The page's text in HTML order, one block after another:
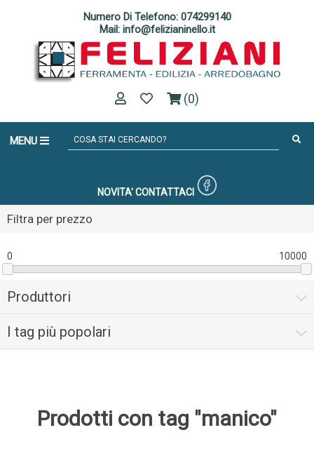
Numero Di Telefono: 074299140
Mail: info@felizianinello.it
(0)
MENU
NOVITA' CONTATTACI
Filtra per prezzo
0 10000
Produttori
I tag più popolari
Prodotti con tag "manico"